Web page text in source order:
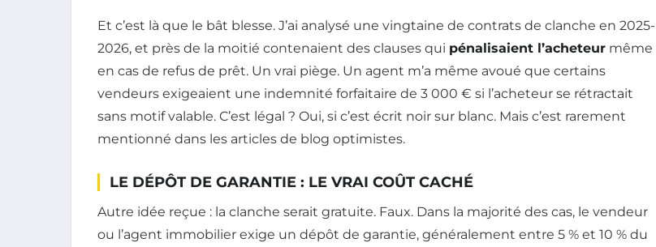
Et c’est là que le bât blesse. J’ai analysé une vingtaine de contrats de clanche en 2025-
2026, et près de la moitié contenaient des clauses qui pénalisaient l’acheteur même
en cas de refus de prêt. Un vrai piège. Un agent m’a même avoué que certains
vendeurs exigeaient une indemnité forfaitaire de 3 000 € si l’acheteur se rétractait
sans motif valable. C’est légal ? Oui, si c’est écrit noir sur blanc. Mais c’est rarement
mentionné dans les articles de blog optimistes.
LE DÉPÔT DE GARANTIE : LE VRAI COÛT CACHÉ
Autre idée reçue : la clanche serait gratuite. Faux. Dans la majorité des cas, le vendeur
ou l’agent immobilier exige un dépôt de garantie, généralement entre 5 % et 10 % du